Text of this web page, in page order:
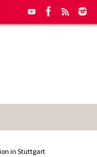
in Stuttgart